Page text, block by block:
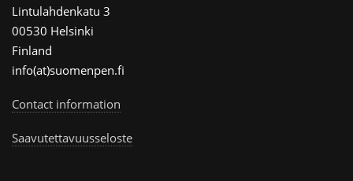
Lintulahdenkatu 3
00530 Helsinki
Finland
info(at)suomenpen.fi
Contact information
Saavutettavuusseloste